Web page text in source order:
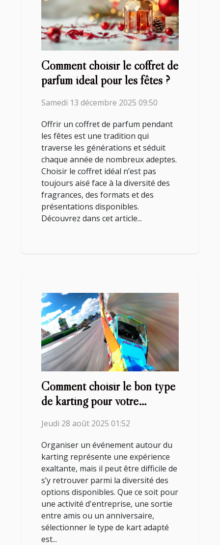
Comment choisir le coffret de
parfum idéal pour les fêtes ?
Samedi 13 décembre 2025 09:50
Offrir un coffret de parfum pendant
les fêtes est une tradition qui
traverse les générations et séduit
chaque année de nombreux adeptes.
Choisir le coffret idéal n’est pas
toujours aisé face à la diversité des
fragrances, des formats et des
présentations disponibles.
Découvrez dans cet article...
Comment choisir le bon type
de karting pour votre
Jeudi 28 août 2025 01:52
Organiser un événement autour du
karting représente une expérience
exaltante, mais il peut être difficile de
s’y retrouver parmi la diversité des
options disponibles. Que ce soit pour
une activité d'entreprise, une sortie
entre amis ou un anniversaire,
sélectionner le type de kart adapté
est...